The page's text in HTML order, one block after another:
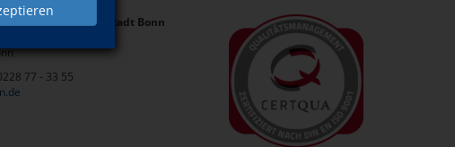
der Bundesstadt Bonn
77 - 33 55